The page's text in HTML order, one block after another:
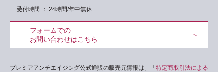
受付時間 ： 24時間/年中無休
フォームでの
お問い合わせはこちら
プレミアアンチエイジング公式通販の販売元情報は、「 特定商取引法による